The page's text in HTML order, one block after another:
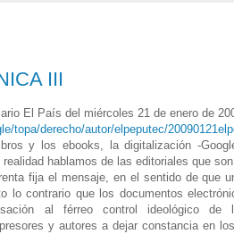
III
El País del miércoles 21 de enero de
topa/derecho/autor/elpeputec/
y los ebooks, la digitalización -
hablamos de las editoriales que
fija el mensaje, en el sentido de que
lo contrario que los documentos
al férreo control ideológico
y autores a dejar constancia en